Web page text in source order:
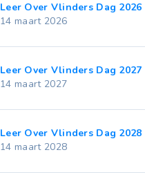
Leer Over Vlinders Dag 2026
14 maart 2026
Leer Over Vlinders Dag 2027
14 maart 2027
Leer Over Vlinders Dag 2028
14 maart 2028